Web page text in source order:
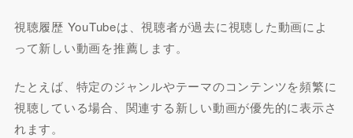
視聴履歴 YouTubeは、視聴者が過去に視聴した動画によ
って新しい動画を推薦します。
たとえば、特定のジャンルやテーマのコンテンツを頻繁に
視聴している場合、関連する新しい動画が優先的に表示さ
れます。